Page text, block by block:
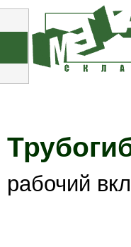
рабочий